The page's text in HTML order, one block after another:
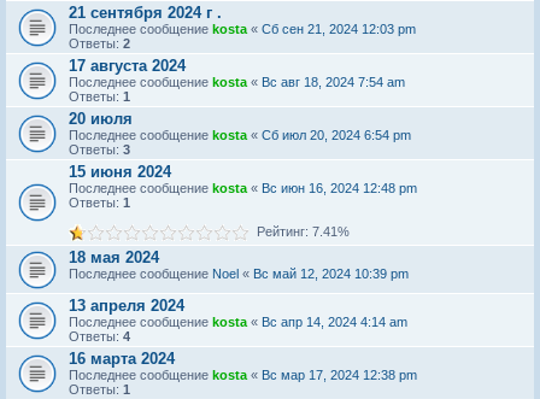
21 сентября 2024 г .
Последнее сообщение kosta « Сб сен 21, 2024 12:03 pm
Ответы: 2
17 августа 2024
Последнее сообщение kosta « Вс авг 18, 2024 7:54 am
Ответы: 1
20 июля
Последнее сообщение kosta « Сб июл 20, 2024 6:54 pm
Ответы: 3
15 июня 2024
Последнее сообщение kosta « Вс июн 16, 2024 12:48 pm
Ответы: 1
Рейтинг: 7.41%
18 мая 2024
Последнее сообщение Noel « Вс май 12, 2024 10:39 pm
13 апреля 2024
Последнее сообщение kosta « Вс апр 14, 2024 4:14 am
Ответы: 4
16 марта 2024
Последнее сообщение kosta « Вс мар 17, 2024 12:38 pm
Ответы: 1